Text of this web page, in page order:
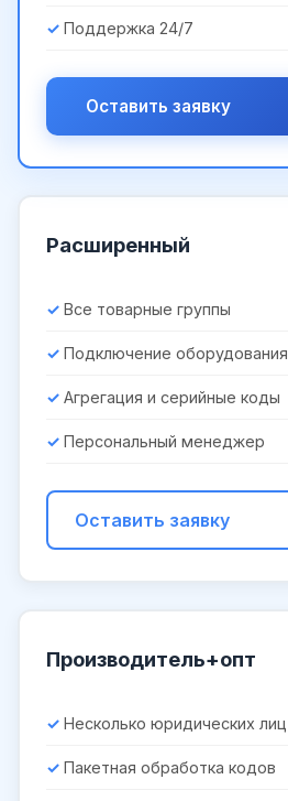
Поддержка 24/7
Оставить заявку
Расширенный
Все товарные группы
Подключение оборудования
Агрегация и серийные коды
Персональный менеджер
Оставить заявку
Производитель+опт
Несколько юридических лиц
Пакетная обработка кодов